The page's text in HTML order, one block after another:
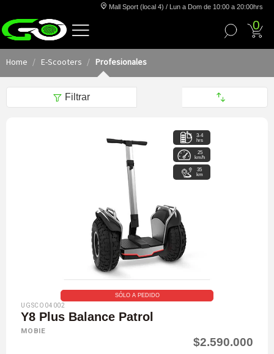
Mall Sport (local 4) / Lun a Dom de 10:00 a 20:00hrs
0
Home E-Scooters Profesionales
Filtrar
3-4
hrs
25
km/h
35
km
SÓLO A PEDIDO
UGSCO04002
Y8 Plus Balance Patrol
MOBIE
$2.590.000